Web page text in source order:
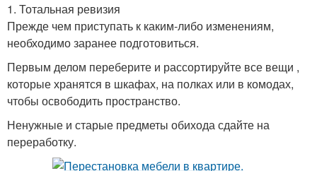
1. Тотальная ревизия
Прежде чем приступать к каким-либо изменениям,
необходимо заранее подготовиться.
Первым делом переберите и рассортируйте все вещи ,
которые хранятся в шкафах, на полках или в комодах,
чтобы освободить пространство.
Ненужные и старые предметы обихода сдайте на
переработку.